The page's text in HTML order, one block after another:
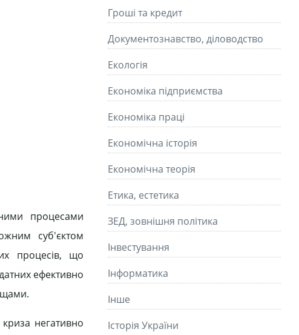
процесами
суб'єктом
процесів, що
ефективно
негативно
Гроші та кредит
Документознавство, діловодство
Екологія
Економіка підприємства
Економіка праці
Економічна історія
Економічна теорія
Етика, естетика
ЗЕД, зовнішня політика
Інвестування
Інформатика
Інше
Історія України